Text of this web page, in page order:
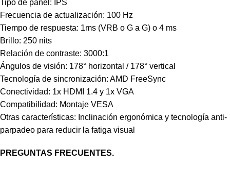
Tipo de panel: IPS
Frecuencia de actualización: 100 Hz
Tiempo de respuesta: 1ms (VRB o G a G) o 4 ms
Brillo: 250 nits
Relación de contraste: 3000:1
Ángulos de visión: 178° horizontal / 178° vertical
Tecnología de sincronización: AMD FreeSync
Conectividad: 1x HDMI 1.4 y 1x VGA
Compatibilidad: Montaje VESA
Otras características: Inclinación ergonómica y tecnología anti-
parpadeo para reducir la fatiga visual
PREGUNTAS FRECUENTES.